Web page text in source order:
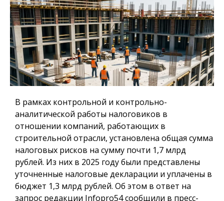
В рамках контрольной и контрольно-
аналитической работы налоговиков в
отношении компаний, работающих в
строительной отрасли, установлена общая сумма
налоговых рисков на сумму почти 1,7 млрд
рублей. Из них в 2025 году были представлены
уточненные налоговые декларации и уплачены в
бюджет 1,3 млрд рублей. Об этом в ответ на
запрос редакции Infopro54 сообщили в пресс-